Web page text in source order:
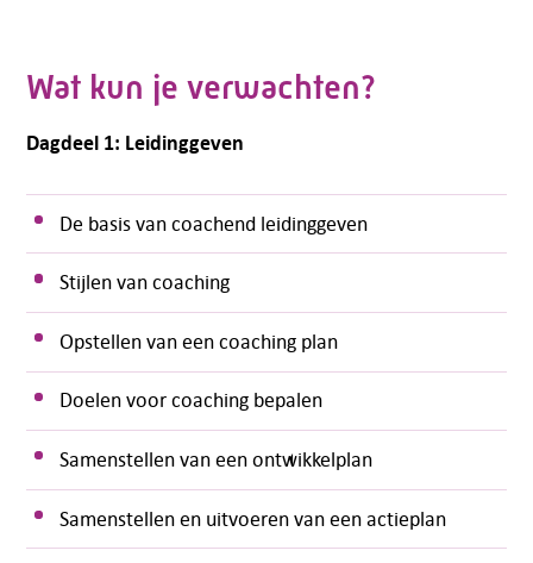
Wat kun je verwachten?
Dagdeel 1: Leidinggeven
De basis van coachend leidinggeven
Stijlen van coaching
Opstellen van een coaching plan
Doelen voor coaching bepalen
Samenstellen van een ontwikkelplan
Samenstellen en uitvoeren van een actieplan